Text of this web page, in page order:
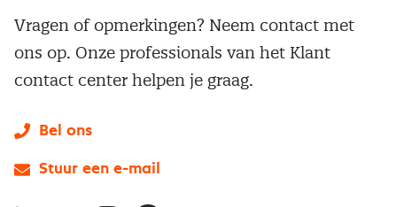
Vragen of opmerkingen? Neem contact met
ons op. Onze professionals van het Klant
contact center helpen je graag.
Bel ons
Stuur een e-mail